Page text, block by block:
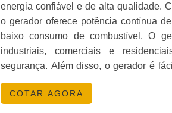
energia confiável e de alta qualidade.
o gerador oferece potência contínua
baixo consumo de combustível. O
industriais, comerciais e
segurança. Além disso, o gerador é
mais atrativo para quem precisa de
COTAR AGORA